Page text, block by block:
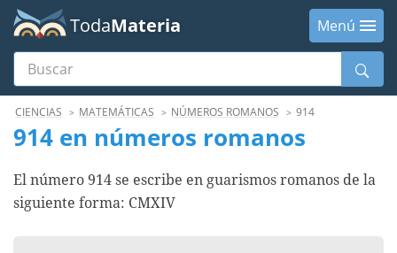
TodaMateria
Menú
Buscar
MenúCIENCIAS MATEMÁTICAS NÚMEROS ROMANOS 914
914 en números romanos
El número 914 se escribe en guarismos romanos de la
siguiente forma: CMXIV